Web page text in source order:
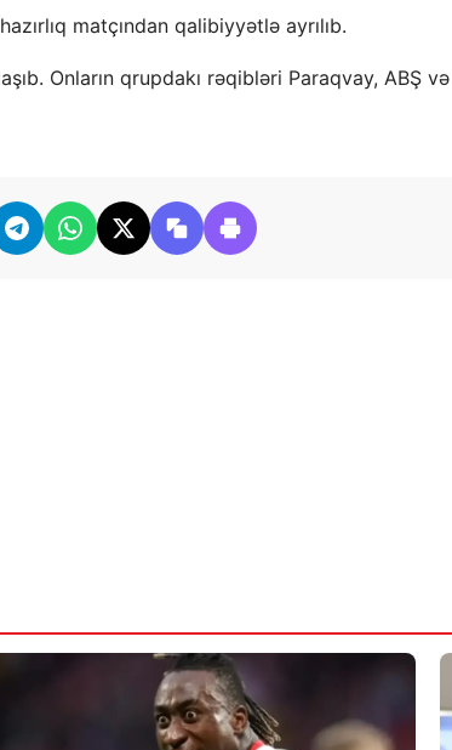
matçından qalibiyyətlə ayrılıb.
Onların qrupdakı rəqibləri Paraqvay, ABŞ və